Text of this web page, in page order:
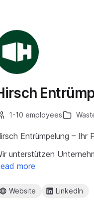
1-10 employees
Entrümpelung – Ihr
unterstützen
more
Website LinkedIn